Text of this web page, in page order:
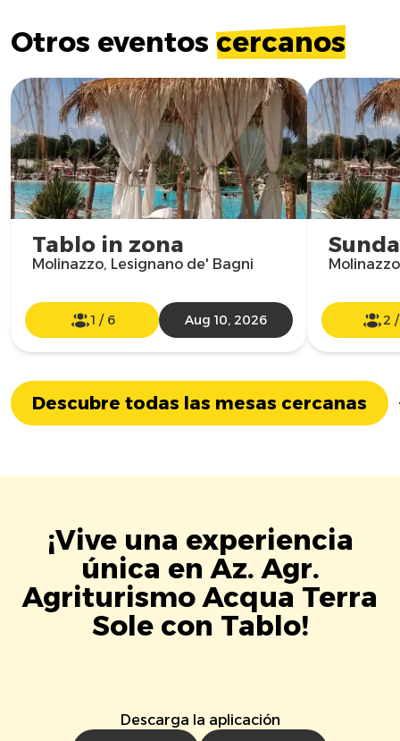
Otros eventos cercanos
Tablo in zona
Molinazzo, Lesignano de' Bagni
1 / 6 Aug 10, 2026 2
Descubre todas las mesas cercanas
¡Vive una experiencia
única en Az. Agr.
Agriturismo Acqua Terra
Sole con Tablo!
Descarga la aplicación